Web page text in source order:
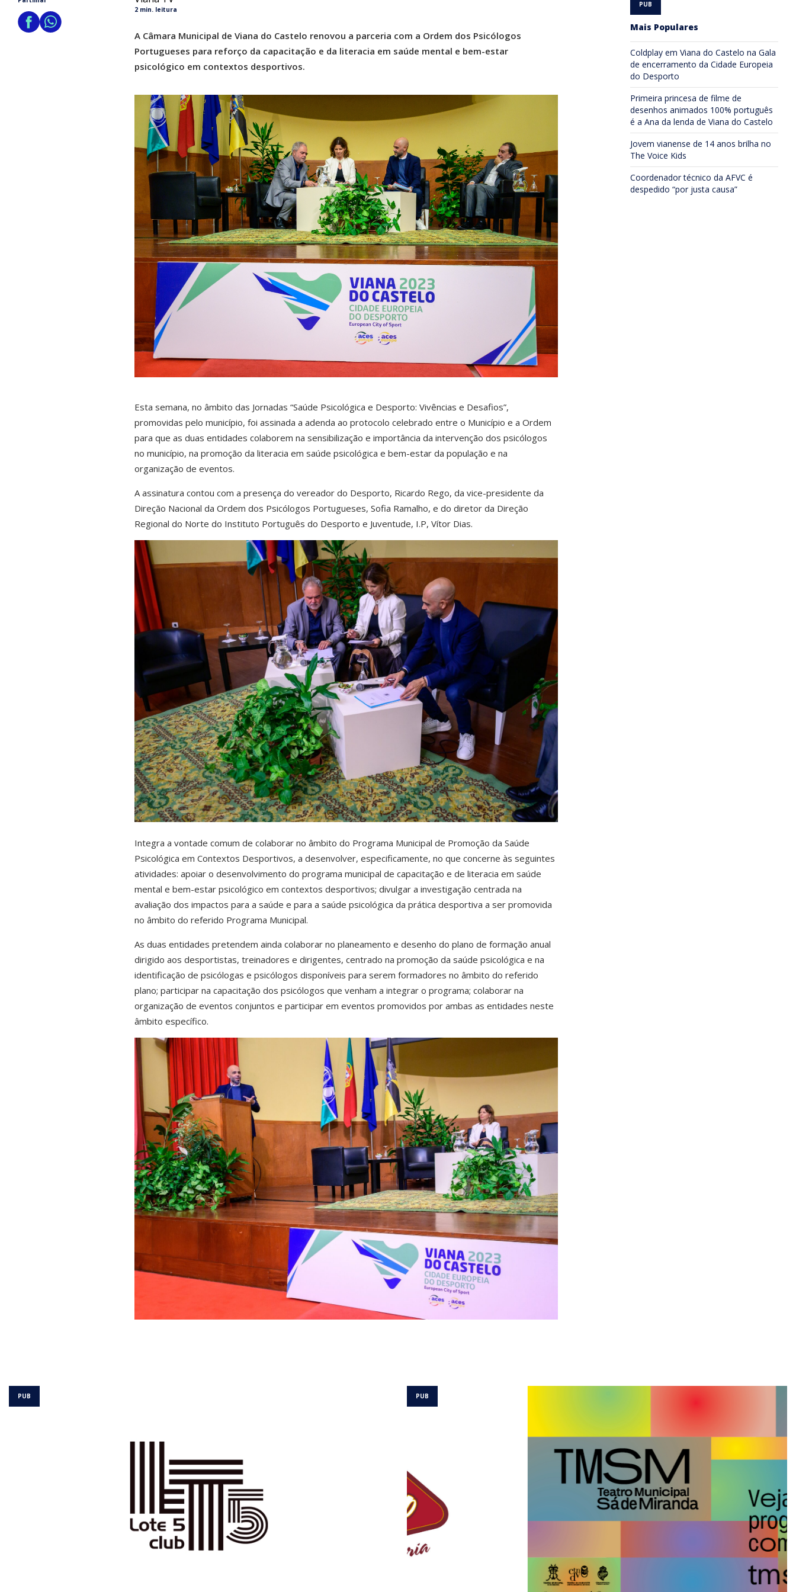
2 min. leitura
A Câmara Municipal de Viana do Castelo renovou a parceria com a Ordem dos Psicólogos
Portugueses para reforço da capacitação e da literacia em saúde mental e bem-estar
psicológico em contextos desportivos.
Esta semana, no âmbito das Jornadas “Saúde Psicológica e Desporto: Vivências e Desafios”,
promovidas pelo município, foi assinada a adenda ao protocolo celebrado entre o Município e a Ordem
para que as duas entidades colaborem na sensibilização e importância da intervenção dos psicólogos
no município, na promoção da literacia em saúde psicológica e bem-estar da população e na
organização de eventos.
A assinatura contou com a presença do vereador do Desporto, Ricardo Rego, da vice-presidente da
Direção Nacional da Ordem dos Psicólogos Portugueses, Sofia Ramalho, e do diretor da Direção
Regional do Norte do Instituto Português do Desporto e Juventude, I.P, Vítor Dias.
Integra a vontade comum de colaborar no âmbito do Programa Municipal de Promoção da Saúde
Psicológica em Contextos Desportivos, a desenvolver, especificamente, no que concerne às seguintes
atividades: apoiar o desenvolvimento do programa municipal de capacitação e de literacia em saúde
mental e bem-estar psicológico em contextos desportivos; divulgar a investigação centrada na
avaliação dos impactos para a saúde e para a saúde psicológica da prática desportiva a ser promovida
no âmbito do referido Programa Municipal.
As duas entidades pretendem ainda colaborar no planeamento e desenho do plano de formação anual
dirigido aos desportistas, treinadores e dirigentes, centrado na promoção da saúde psicológica e na
identificação de psicólogas e psicólogos disponíveis para serem formadores no âmbito do referido
plano; participar na capacitação dos psicólogos que venham a integrar o programa; colaborar na
organização de eventos conjuntos e participar em eventos promovidos por ambas as entidades neste
âmbito específico.
Mais Populares
Coldplay em Viana do Castelo na Gala
de encerramento da Cidade Europeia
do Desporto
Primeira princesa de filme de
desenhos animados 100% português
é a Ana da lenda de Viana do Castelo
Jovem vianense de 14 anos brilha no
The Voice Kids
Coordenador técnico da AFVC é
despedido “por justa causa”